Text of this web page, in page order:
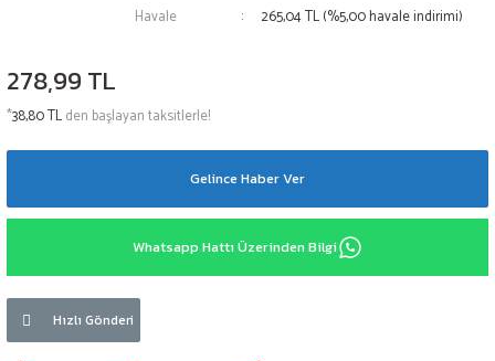
Havale
265,04 TL (%5,00 havale indirimi)
278,99 TL
*38,80 TLden başlayan taksitlerle!
Gelince Haber Ver
Whatsapp Hattı Üzerinden Bilgi
Hızlı Gönderi